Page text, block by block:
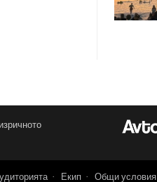
Екип Общи условия